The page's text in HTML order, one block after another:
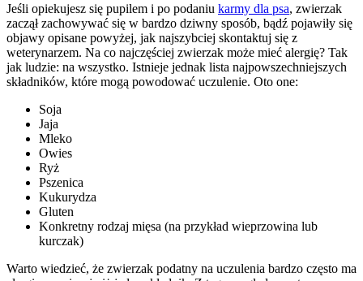
Jeśli opiekujesz się pupilem i po podaniu karmy dla psa, zwierzak
zaczął zachowywać się w bardzo dziwny sposób, bądź pojawiły się
objawy opisane powyżej, jak najszybciej skontaktuj się z
weterynarzem. Na co najczęściej zwierzak może mieć alergię? Tak
jak ludzie: na wszystko. Istnieje jednak lista najpowszechniejszych
składników, które mogą powodować uczulenie. Oto one:
Soja
Jaja
Mleko
Owies
Ryż
Pszenica
Kukurydza
Gluten
Konkretny rodzaj mięsa (na przykład wieprzowina lub
kurczak)
Warto wiedzieć, że zwierzak podatny na uczulenia bardzo często ma